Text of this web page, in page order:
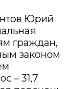
Юрий
граждан,
законом
– 31,7